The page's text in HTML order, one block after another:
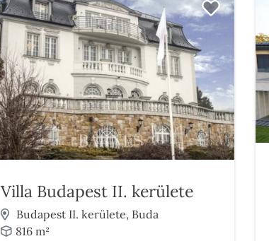
Villa Budapest II. kerülete
Budapest II. kerülete, Buda
816 m²